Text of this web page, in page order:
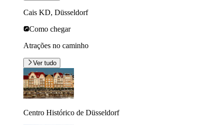
Cais KD, Düsseldorf
Como chegar
Atrações no caminho
Ver tudo
Centro Histórico de Düsseldorf